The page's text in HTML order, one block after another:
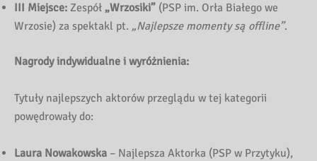
III Miejsce: Zespół „Wrzosiki” (PSP im. Orła Białego we
Wrzosie) za spektakl pt. „Najlepsze momenty są offline”.
Nagrody indywidualne i wyróżnienia:
Tytuły najlepszych aktorów przeglądu w tej kategorii
powędrowały do:
Laura Nowakowska – Najlepsza Aktorka (PSP w Przytyku),